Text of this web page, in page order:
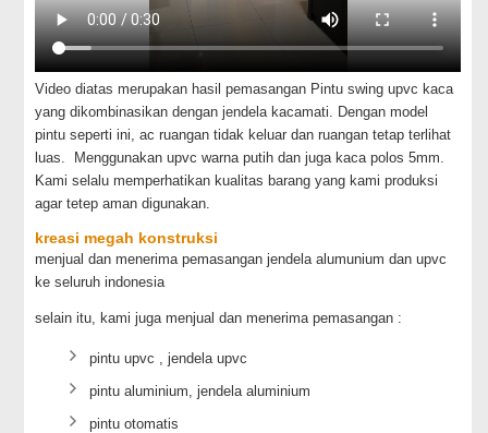
Video diatas merupakan hasil pemasangan Pintu swing upvc kaca
yang dikombinasikan dengan jendela kacamati. Dengan model
pintu seperti ini, ac ruangan tidak keluar dan ruangan tetap terlihat
luas. Menggunakan upvc warna putih dan juga kaca polos 5mm.
Kami selalu memperhatikan kualitas barang yang kami produksi
agar tetep aman digunakan.
kreasi megah konstruksi
menjual dan menerima pemasangan jendela alumunium dan upvc
ke seluruh indonesia
selain itu, kami juga menjual dan menerima pemasangan :
pintu upvc , jendela upvc
pintu aluminium, jendela aluminium
pintu otomatis